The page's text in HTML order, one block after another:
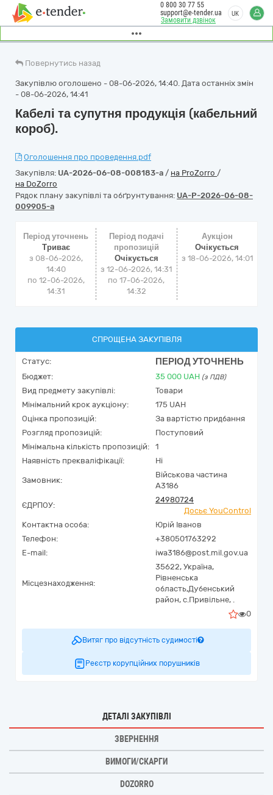
Замовити дзвінок
0 800 30 77 55
support@e-tender.ua
UK
Повернутись назад
Закупівлю оголошено - 08-06-2026, 14:40. Дата останніх змін
- 08-06-2026, 14:41
Кабелі та супутня продукція (кабельний
короб).
Оголошення про проведення.pdf
Закупівля: UA-2026-06-08-008183-a / на ProZorro /
на DoZorro
Рядок плану закупівлі та обґрунтування: UA-P-2026-06-08-
009905-a
Період уточнень
Триває
з 08-06-2026,
14:40
по 12-06-2026,
14:31
Період подачі
пропозицій
Очікується
з 12-06-2026, 14:31
по 17-06-2026,
14:32
Аукціон
Очікується
з 18-06-2026, 14:01
СПРОЩЕНА ЗАКУПІВЛЯ
Статус: ПЕРІОД УТОЧНЕНЬ
Бюджет: 35 000 UAH (з ПДВ)
Вид предмету закупівлі:
Товари
Мінімальний крок аукціону:
175 UAH
Оцінка пропозицій:
За вартістю придбання
Розгляд пропозицій:
Поступовий
Мінімальна кількість пропозицій:
1
Наявність прекваліфікації:
Ні
Замовник:
Військова частина
А3186
ЄДРПОУ:
24980724
Досьє YouControl
Контактна особа:
Юрій Іванов
Телефон:
+380501763292
E-mail:
iwa3186@post.mil.gov.ua
Місцезнаходження:
35622, Україна,
Рівненська
область,Дубенський
район, с.Привільне, .
0
Витяг про відсутність судимості
Реєстр корупційних порушників
ДЕТАЛІ ЗАКУПІВЛІ
ЗВЕРНЕННЯ
ВИМОГИ/СКАРГИ
DOZORRO